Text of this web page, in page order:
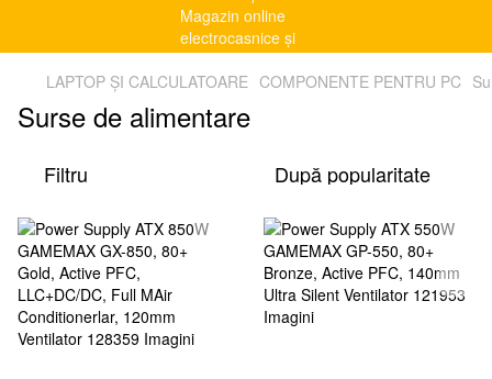
LAPTOP ȘI CALCULATOARE COMPONENTE PENTRU PC
Surse de alimentare
Filtru După popularitate